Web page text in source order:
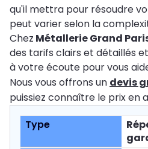
qu'il mettra pour résoudre
peut varier selon la
Chez Métallerie Grand
des tarifs clairs et détaillés
à votre écoute pour vous
Nous vous offrons un devis
puissiez connaître le prix en